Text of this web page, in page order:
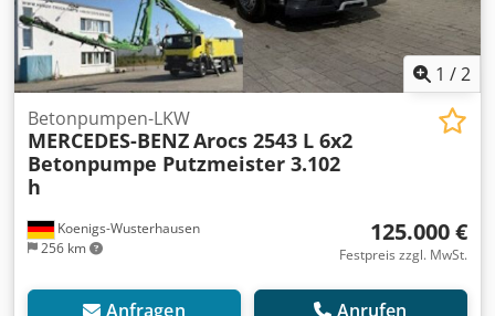
1 /2
Koenigs-Wusterhausen
256 km
Betonpumpen-LKW
MERCEDES-BENZArocs 2543 L 6x2
Betonpumpe Putzmeister 3.102
h
125.000 €
Festpreis zzgl. MwSt.
Anfragen Anrufen